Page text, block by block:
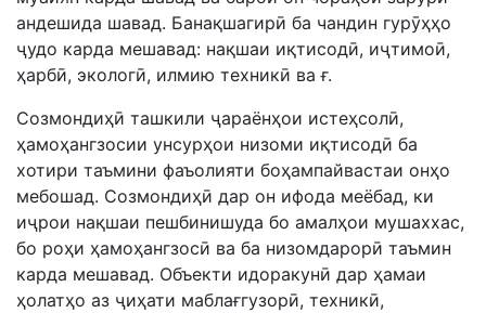
андешида шавад. Банақшагирӣ ба чандин гурӯҳҳо
ҷудо карда мешавад: нақшаи иқтисодӣ, иҷтимоӣ,
ҳарбӣ, экологӣ, илмию техникӣ ва ғ.
Созмондиҳӣ ташкили ҷараёнҳои истеҳсолӣ,
ҳамоҳангзосии унсурҳои низоми иқтисодӣ ба
хотири таъмини фаъолияти боҳампайвастаи онҳо
мебошад. Созмондиҳӣ дар он ифода меёбад, ки
иҷрои нақшаи пешбинишуда бо амалҳои мушаххас,
бо роҳи ҳамоҳангзосӣ ва ба низомдарорӣ таъмин
карда мешавад. Объекти идоракунӣ дар ҳамаи
ҳолатҳо аз ҷиҳати маблағгузорӣ, техникӣ,